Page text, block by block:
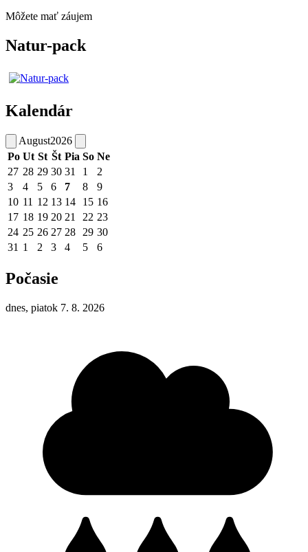
Môžete mať záujem
Natur-pack
Kalendár
August2026
Po Ut St Št Pia So Ne
27 28 29 30 31 1
2
3
4 5 6 7 8
9
10 11 12 13 14 15 16
17 18 19 20 21 22 23
24 25 26 27 28 29 30
31 1 2 3 4 5 6
Počasie
dnes, piatok 7. 8. 2026